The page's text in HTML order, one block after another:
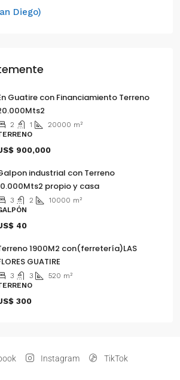
Diego)
Guatire con Financiamiento Terreno
2 1 20000 m²
900,000
industrial con Terreno
propio y casa
3 2 10000 m²
40
1900M2 con(ferretería)LAS
GUATIRE
3 3 520 m²
300
Instagram TikTok